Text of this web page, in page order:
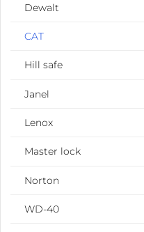
Dewalt
CAT
Hill safe
Janel
Lenox
Master lock
Norton
WD-40